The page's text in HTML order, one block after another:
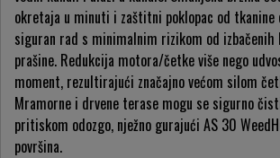
okretaja u minuti i zaštitni poklopac od tkanine
siguran rad s minimalnim rizikom od izbačenih
prašine. Redukcija motora/četke više nego
moment, rezultirajući značajno većom silom
Mramorne i drvene terase mogu se sigurno
pritiskom odozgo, nježno gurajući AS 30
površina.